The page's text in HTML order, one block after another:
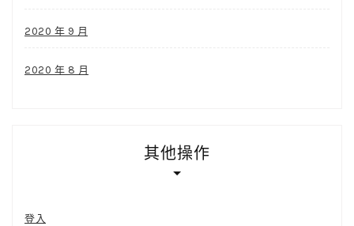
2020 年 9 月
2020 年 8 月
其他操作
登入